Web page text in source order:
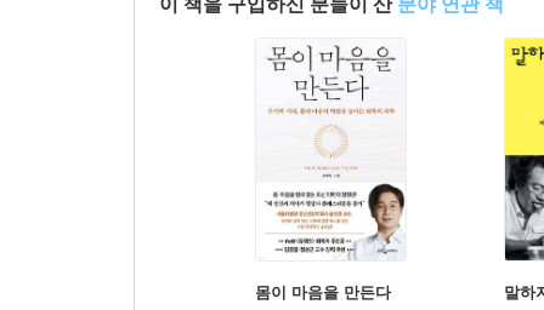
이 책을 구입하신 분들이 산 분야 연관 책
몸이 마음을 만든다 말하